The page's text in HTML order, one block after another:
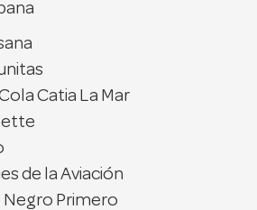
Catia La Mar
de la Aviación
Negro Primero